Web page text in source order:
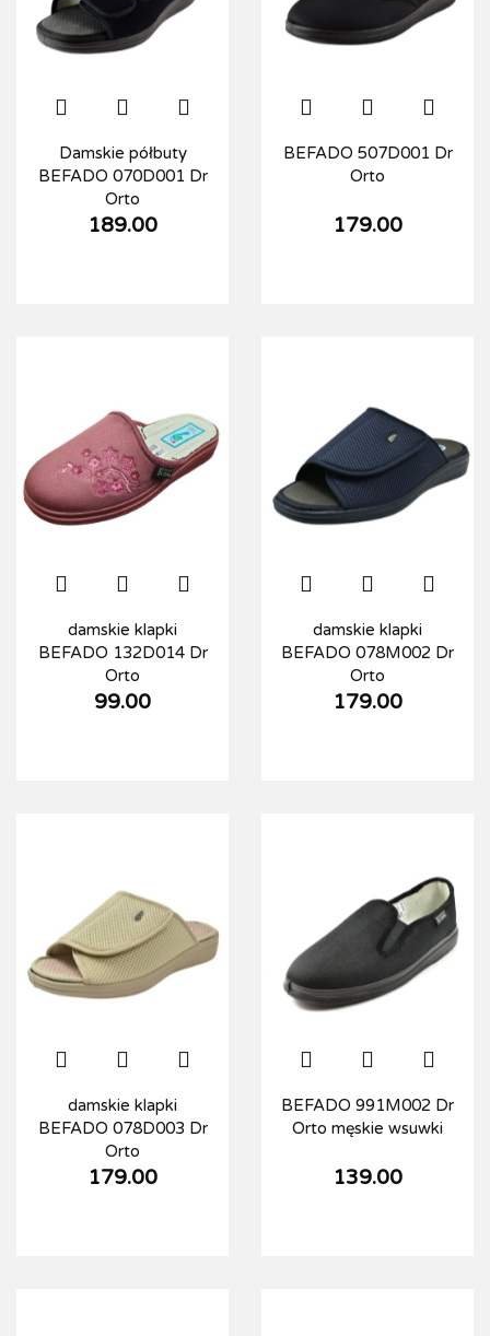
Damskie półbuty
BEFADO 070D001 Dr
Orto
189.00
BEFADO 507D001 Dr
Orto
179.00
damskie klapki
BEFADO 132D014 Dr
Orto
99.00
damskie klapki
BEFADO 078M002 Dr
Orto
179.00
damskie klapki
BEFADO 078D003 Dr
Orto
179.00
BEFADO 991M002 Dr
Orto męskie wsuwki
139.00